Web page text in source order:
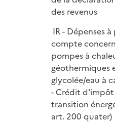
des revenus
IR - Dépenses
compte
pompes à
géothermiques
glycolée/eau à
- Crédit
transition
art. 200 quater)